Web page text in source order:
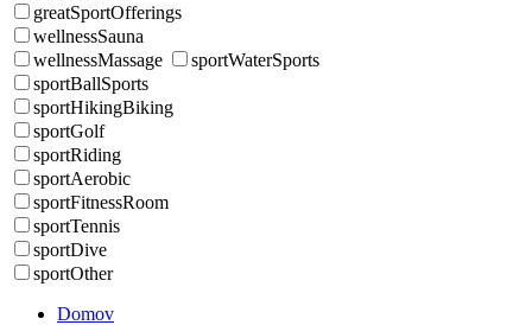
greatSportOfferings
wellnessSauna
wellnessMassage
sportWaterSports
sportBallSports
sportHikingBiking
sportGolf
sportRiding
sportAerobic
sportFitnessRoom
sportTennis
sportDive
sportOther
Domov